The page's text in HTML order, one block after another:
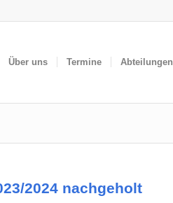
Über uns Termine Abteilungen
2024 nachgeholt